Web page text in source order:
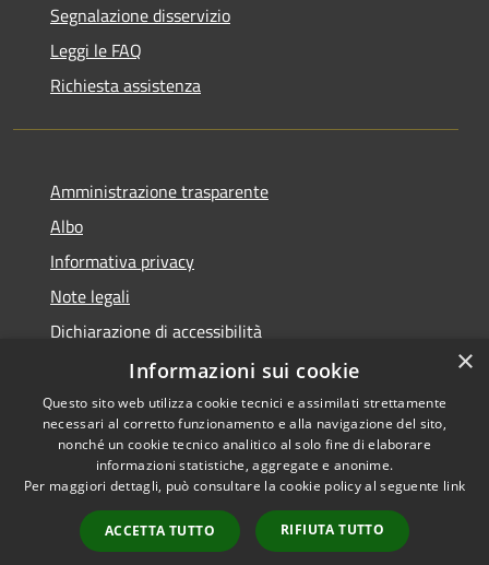
Segnalazione disservizio
Leggi le FAQ
Richiesta assistenza
Amministrazione trasparente
Albo
Informativa privacy
Note legali
Dichiarazione di accessibilità
Piano di miglioramento
RSS
Accessibilità
Copyright © 2026 • Comune di
Castel Goffredo • Powered by
Municipium•
Accesso
redazione
×
Informazioni sui cookie
Questo sito web utilizza cookie tecnici e assimilati strettamente
necessari al corretto funzionamento e alla navigazione del sito,
nonché un cookie tecnico analitico al solo fine di elaborare
informazioni statistiche, aggregate e anonime.
Per maggiori dettagli, può consultare la cookie policy al seguente link
ACCETTA TUTTO RIFIUTA TUTTO